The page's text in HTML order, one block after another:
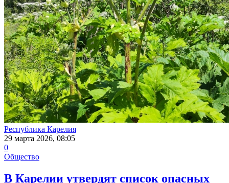
Республика Карелия
29 марта 2026, 08:05
0
Общество
В Карелии утвердят список опасных